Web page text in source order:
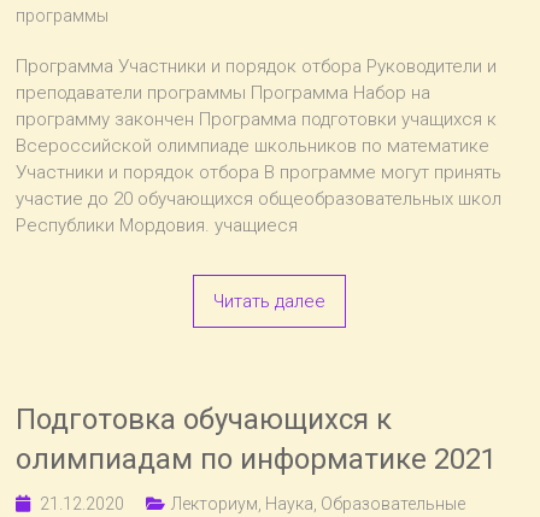
программы
Программа Участники и порядок отбора Руководители и
преподаватели программы Программа Набор на
программу закончен Программа подготовки учащихся к
Всероссийской олимпиаде школьников по математике
Участники и порядок отбора В программе могут принять
участие до 20 обучающихся общеобразовательных школ
Республики Мордовия. учащиеся
Читать далее
Подготовка обучающихся к
олимпиадам по информатике 2021
21.12.2020 Лекториум Наука Образовательные